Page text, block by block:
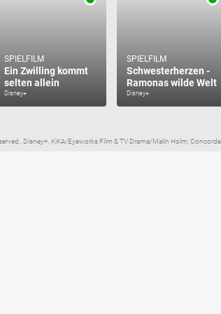
SPIELFILM
Ein Zwilling kommt
selten allein
Disney+
SPIELFILM
Schwesterherzen -
Ramonas wilde Welt
Disney+
Disney+, KiKA/Eyeworks Film & TV Drama/Malin Holm,